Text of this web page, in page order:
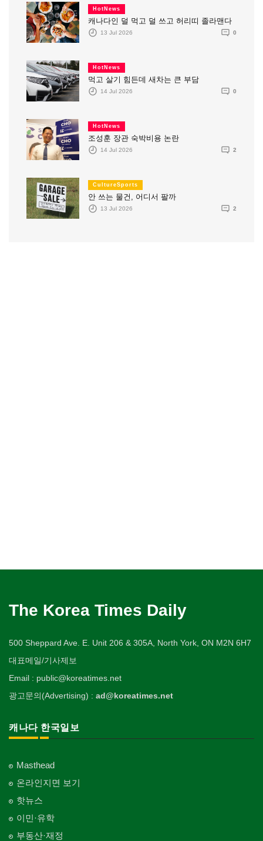
HotNews
캐나다인 덜 먹고 덜 쓰고 허리띠 졸라맨다
13 Jul 2026 0
HotNews
먹고 살기 힘든데 새차는 큰 부담
14 Jul 2026 0
HotNews
조성훈 장관 숙박비용 논란
14 Jul 2026 2
CultureSports
안 쓰는 물건, 어디서 팔까
13 Jul 2026 2
The Korea Times Daily
500 Sheppard Ave. E. Unit 206 & 305A, North York, ON M2N 6H7
대표메일/기사제보
Email : public@koreatimes.net
광고문의(Advertising) : ad@koreatimes.net
캐나다 한국일보
Masthead
온라인지면 보기
핫뉴스
이민·유학
부동산·재정